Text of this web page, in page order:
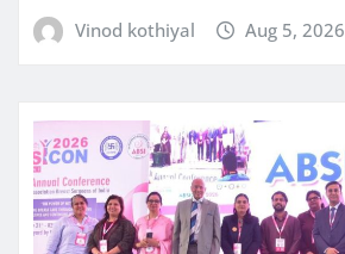
Vinod kothiyal Aug 5, 2026